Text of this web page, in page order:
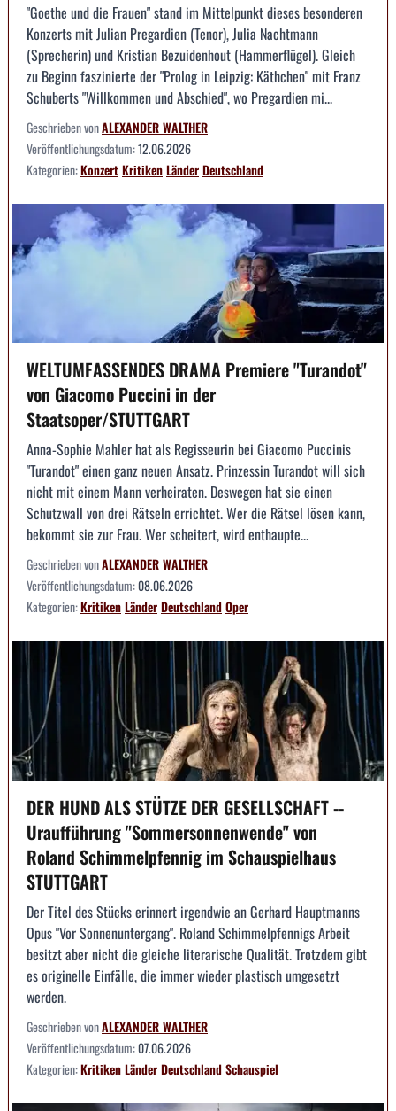
"Goethe und die Frauen" stand im Mittelpunkt dieses besonderen
Konzerts mit Julian Pregardien (Tenor), Julia Nachtmann
(Sprecherin) und Kristian Bezuidenhout (Hammerflügel). Gleich
zu Beginn faszinierte der "Prolog in Leipzig: Käthchen" mit Franz
Schuberts "Willkommen und Abschied", wo Pregardien mi...
Geschrieben vonALEXANDER WALTHER
Veröffentlichungsdatum:12.06.2026
Kategorien:KonzertKritikenLänderDeutschland
WELTUMFASSENDES DRAMA Premiere "Turandot"
von Giacomo Puccini in der
Staatsoper/STUTTGART
Anna-Sophie Mahler hat als Regisseurin bei Giacomo Puccinis
"Turandot" einen ganz neuen Ansatz. Prinzessin Turandot will sich
nicht mit einem Mann verheiraten. Deswegen hat sie einen
Schutzwall von drei Rätseln errichtet. Wer die Rätsel lösen kann,
bekommt sie zur Frau. Wer scheitert, wird enthaupte...
Geschrieben vonALEXANDER WALTHER
Veröffentlichungsdatum:08.06.2026
Kategorien:KritikenLänderDeutschlandOper
DER HUND ALS STÜTZE DER GESELLSCHAFT --
Uraufführung "Sommersonnenwende" von
Roland Schimmelpfennig im Schauspielhaus
STUTTGART
Der Titel des Stücks erinnert irgendwie an Gerhard Hauptmanns
Opus "Vor Sonnenuntergang". Roland Schimmelpfennigs Arbeit
besitzt aber nicht die gleiche literarische Qualität. Trotzdem gibt
es originelle Einfälle, die immer wieder plastisch umgesetzt
werden.
Geschrieben vonALEXANDER WALTHER
Veröffentlichungsdatum:07.06.2026
Kategorien:KritikenLänderDeutschlandSchauspiel